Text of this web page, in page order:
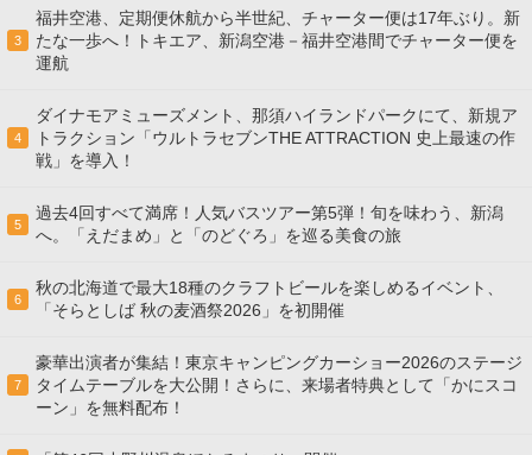
3
福井空港、定期便休航から半世紀、チャーター便は17年ぶり。新
たな一歩へ！トキエア、新潟空港－福井空港間でチャーター便を
運航
4
ダイナモアミューズメント、那須ハイランドパークにて、新規ア
トラクション「ウルトラセブンTHE ATTRACTION 史上最速の作
戦」を導入！
5
過去4回すべて満席！人気バスツアー第5弾！旬を味わう、新潟
へ。「えだまめ」と「のどぐろ」を巡る美食の旅
6
秋の北海道で最大18種のクラフトビールを楽しめるイベント、
「そらとしば 秋の麦酒祭2026」を初開催
7
豪華出演者が集結！東京キャンピングカーショー2026のステージ
タイムテーブルを大公開！さらに、来場者特典として「かにスコ
ーン」を無料配布！